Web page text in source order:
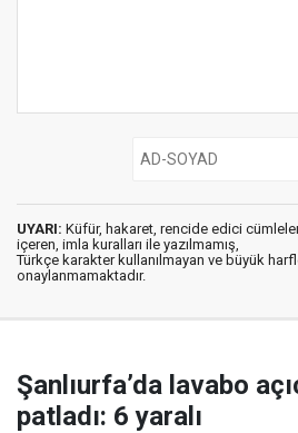
UYARI: Küfür, hakaret, rencide edici
içeren, imla kuralları ile yazılmamış,
Türkçe karakter kullanılmayan ve büyük
onaylanmamaktadır.
Şanlıurfa’da lavabo
patladı: 6 yaralı